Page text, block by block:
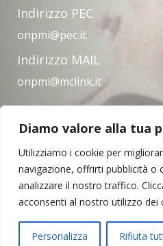
Diamo valore alla tua
Utilizziamo i cookie per
navigazione, offrirti pubblicità o
analizzare il nostro traffico.
acconsenti al nostro utilizzo dei
Personalizza Rifiuta
Indirizzo PEC
onpmi@pec.it
Indirizzo MAIL
onpmi@mclink.it
Amministrazione
Note legali